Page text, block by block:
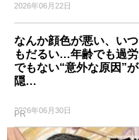
2026年06月22日
なんか顔色が悪い、いつ
もだるい…年齢でも過労
でもない“意外な原因”が
隠…
2026年06月30日
PR